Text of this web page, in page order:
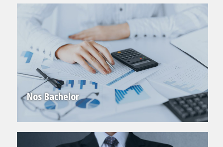
Nos Bachelor